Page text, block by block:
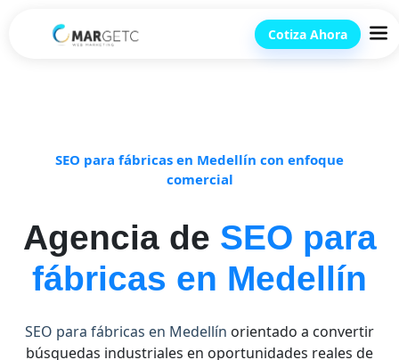
Cotiza Ahora
SEO para fábricas en Medellín con enfoque
comercial
Agencia de SEO para
fábricas en Medellín
SEO para fábricas en Medellín orientado a convertir
búsquedas industriales en oportunidades reales de